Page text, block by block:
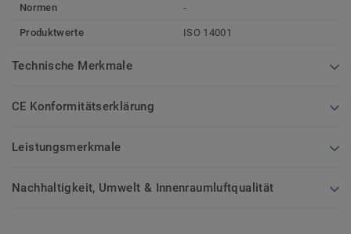
Normen
-
Produktwerte ISO 14001
Technische Merkmale
CE Konformitätserklärung
Leistungsmerkmale
Nachhaltigkeit, Umwelt & Innenraumluftqualität